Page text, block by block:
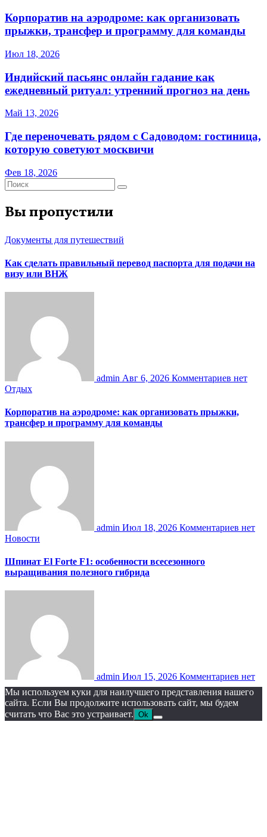
Корпоратив на аэродроме: как организовать
прыжки, трансфер и программу для команды
Июл 18, 2026
Индийский пасьянс онлайн гадание как
ежедневный ритуал: утренний прогноз на день
Май 13, 2026
Где переночевать рядом с Садоводом: гостиница,
которую советуют москвичи
Фев 18, 2026
Вы пропустили
Документы для путешествий
Как сделать правильный перевод паспорта для подачи на
визу или ВНЖ
admin Авг 6, 2026 Комментариев нет
Отдых
Корпоратив на аэродроме: как организовать прыжки,
трансфер и программу для команды
admin Июл 18, 2026 Комментариев нет
Новости
Шпинат El Forte F1: особенности всесезонного
выращивания полезного гибрида
admin Июл 15, 2026 Комментариев нет
Мы используем куки для наилучшего представления нашего
сайта. Если Вы продолжите использовать сайт, мы будем
считать что Вас это устраивает. Ok